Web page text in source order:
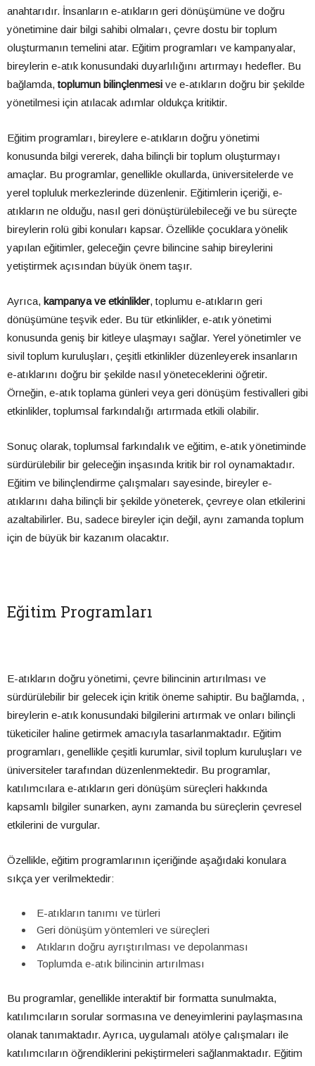
anahtarıdır. İnsanların e-atıkların geri dönüşümüne ve doğru
yönetimine dair bilgi sahibi olmaları, çevre dostu bir toplum
oluşturmanın temelini atar. Eğitim programları ve kampanyalar,
bireylerin e-atık konusundaki duyarlılığını artırmayı hedefler. Bu
bağlamda,toplumun bilinçlenmesi ve e-atıkların doğru bir şekilde
yönetilmesi için atılacak adımlar oldukça kritiktir.
Eğitim programları, bireylere e-atıkların doğru yönetimi
konusunda bilgi vererek, daha bilinçli bir toplum oluşturmayı
amaçlar. Bu programlar, genellikle okullarda, üniversitelerde ve
yerel topluluk merkezlerinde düzenlenir. Eğitimlerin içeriği, e-
atıkların ne olduğu, nasıl geri dönüştürülebileceği ve bu süreçte
bireylerin rolü gibi konuları kapsar. Özellikle çocuklara yönelik
yapılan eğitimler, geleceğin çevre bilincine sahip bireylerini
yetiştirmek açısından büyük önem taşır.
Ayrıca, kampanya ve etkinlikler, toplumu e-atıkların geri
dönüşümüne teşvik eder. Bu tür etkinlikler, e-atık yönetimi
konusunda geniş bir kitleye ulaşmayı sağlar. Yerel yönetimler ve
sivil toplum kuruluşları, çeşitli etkinlikler düzenleyerek insanların
e-atıklarını doğru bir şekilde nasıl yöneteceklerini öğretir.
Örneğin, e-atık toplama günleri veya geri dönüşüm festivalleri gibi
etkinlikler, toplumsal farkındalığı artırmada etkili olabilir.
Sonuç olarak, toplumsal farkındalık ve eğitim, e-atık yönetiminde
sürdürülebilir bir geleceğin inşasında kritik bir rol oynamaktadır.
Eğitim ve bilinçlendirme çalışmaları sayesinde, bireyler e-
atıklarını daha bilinçli bir şekilde yöneterek, çevreye olan etkilerini
azaltabilirler. Bu, sadece bireyler için değil, aynı zamanda toplum
için de büyük bir kazanım olacaktır.
Eğitim Programları
E-atıkların doğru yönetimi, çevre bilincinin artırılması ve
sürdürülebilir bir gelecek için kritik öneme sahiptir. Bu bağlamda, ,
bireylerin e-atık konusundaki bilgilerini artırmak ve onları bilinçli
tüketiciler haline getirmek amacıyla tasarlanmaktadır. Eğitim
programları, genellikle çeşitli kurumlar, sivil toplum kuruluşları ve
üniversiteler tarafından düzenlenmektedir. Bu programlar,
katılımcılara e-atıkların geri dönüşüm süreçleri hakkında
kapsamlı bilgiler sunarken, aynı zamanda bu süreçlerin çevresel
etkilerini de vurgular.
Özellikle, eğitim programlarının içeriğinde aşağıdaki konulara
sıkça yer verilmektedir:
E-atıkların tanımı ve türleri
Geri dönüşüm yöntemleri ve süreçleri
Atıkların doğru ayrıştırılması ve depolanması
Toplumda e-atık bilincinin artırılması
Bu programlar, genellikle interaktif bir formatta sunulmakta,
katılımcıların sorular sormasına ve deneyimlerini paylaşmasına
olanak tanımaktadır. Ayrıca, uygulamalı atölye çalışmaları ile
katılımcıların öğrendiklerini pekiştirmeleri sağlanmaktadır. Eğitim